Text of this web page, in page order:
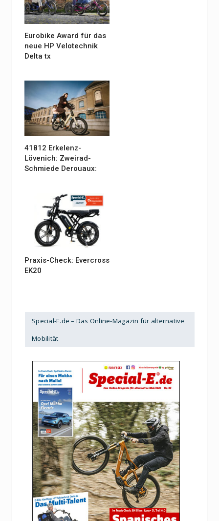
Eurobike Award für das
neue HP Velotechnik
Delta tx
41812 Erkelenz-
Lövenich: Zweirad-
Schmiede Derouaux:
Praxis-Check: Evercross
EK20
Special-E.de – Das Online-Magazin für alternative
Mobilität